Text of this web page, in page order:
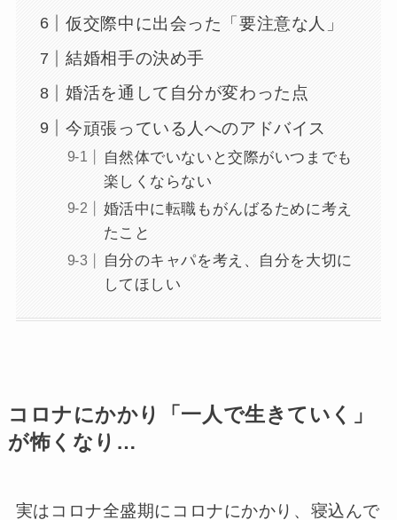
仮交際中に出会った「要注意な人」
結婚相手の決め手
婚活を通して自分が変わった点
今頑張っている人へのアドバイス
自然体でいないと交際がいつまでも
楽しくならない
婚活中に転職もがんばるために考え
たこと
自分のキャパを考え、自分を大切に
してほしい
コロナにかかり「一人で生きていく」
が怖くなり…
実はコロナ全盛期にコロナにかかり、寝込んで